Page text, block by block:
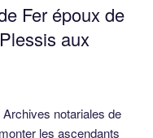
Fer époux de
aux
notariales de
les ascendants